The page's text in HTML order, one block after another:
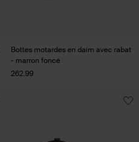
Bottes motardes en daim avec rabat
- marron foncé
262.99